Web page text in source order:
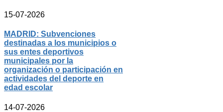
15-07-2026
MADRID: Subvenciones
destinadas a los municipios o
sus entes deportivos
municipales por la
organización o participación en
actividades del deporte en
edad escolar
14-07-2026